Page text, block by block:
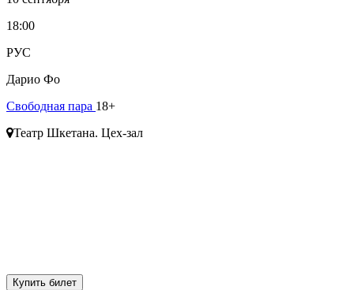
18:00
РУС
Дарио Фо
Свободная пара 18+
Театр Шкетана. Цех-зал
Купить билет